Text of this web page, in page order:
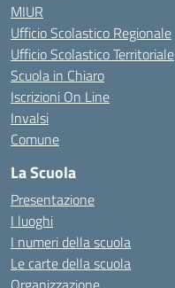
MIUR
Ufficio Scolastico Regionale
Ufficio Scolastico Territoriale
Scuola in Chiaro
Iscrizioni On Line
Invalsi
Comune
La Scuola
Presentazione
I luoghi
I numeri della scuola
Le carte della scuola